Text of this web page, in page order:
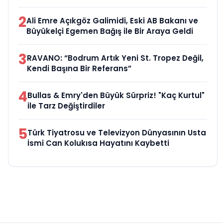
2Ali Emre Açıkgöz Galimidi, Eski AB Bakanı ve
Büyükelçi Egemen Bağış ile Bir Araya Geldi
3RAVANO: “Bodrum Artık Yeni St. Tropez Değil,
Kendi Başına Bir Referans”
4Bullas & Emry'den Büyük Sürpriz! "Kaç Kurtul"
ile Tarz Değiştirdiler
5Türk Tiyatrosu ve Televizyon Dünyasının Usta
İsmi Can Kolukısa Hayatını Kaybetti